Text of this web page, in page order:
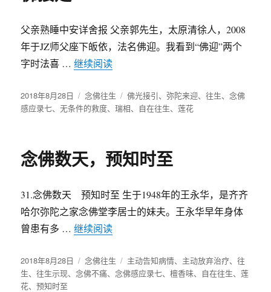
父亲熟睡中安详舍报 父亲郭先生，太原清徐人，2008
年于JZ师父座下皈依，法名佛迎。我看到“佛迎”两个
字时法喜 …继续阅读
发
布
2018年8月28日
分
类
念佛往生
标
签
佛光接引、弥陀来迎、往生、念佛
感应录七、无条件的救度、瑞相、 自在往生、莲花
念佛数天，预知时至
31.念佛数天 预知时至 生于1948年的王永华，是齐齐
哈尔弥陀之家念佛堂李居士的妹夫。王永华早年身体
曾患有多 …继续阅读
发
布
于
2018年8月28日
分
类
念佛往生
标
签
主动告知病情、 主动放弃治疗、往
生、往生示现、念佛不痛、念佛感应录七、檀香味、 自在往生、莲
花、预知时至